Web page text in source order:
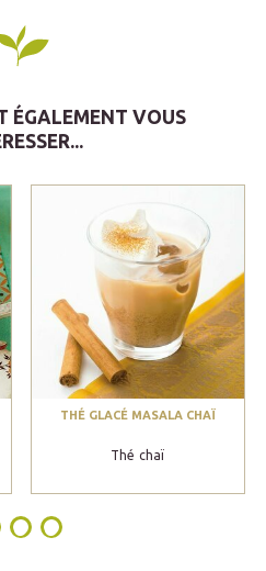
ÉGALEMENT VOUS
THÉ GLACÉ MASALA CHAÏ
Thé chaï